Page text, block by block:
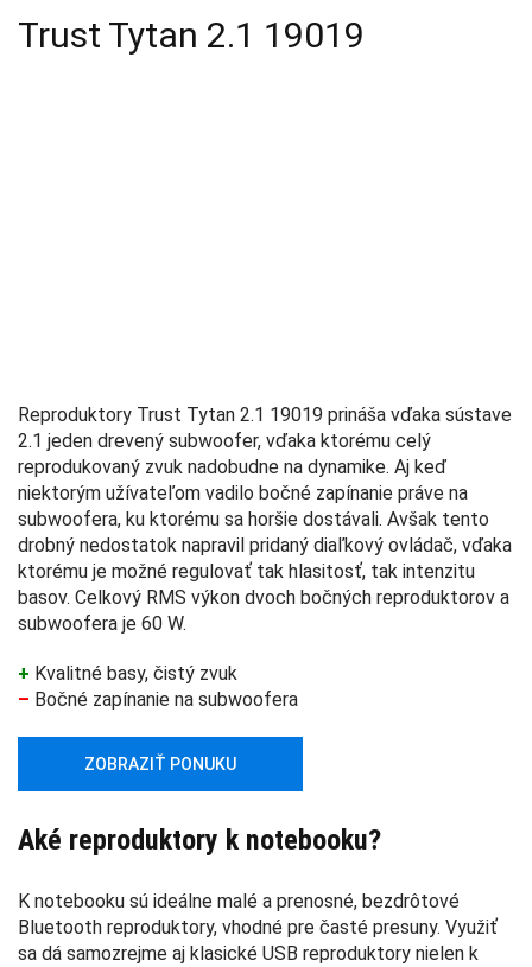
Trust Tytan 2.1 19019
Reproduktory Trust Tytan 2.1 19019 prináša vďaka sústave
2.1 jeden drevený subwoofer, vďaka ktorému celý
reprodukovaný zvuk nadobudne na dynamike. Aj keď
niektorým užívateľom vadilo bočné zapínanie práve na
subwoofera, ku ktorému sa horšie dostávali. Avšak tento
drobný nedostatok napravil pridaný diaľkový ovládač, vďaka
ktorému je možné regulovať tak hlasitosť, tak intenzitu
basov. Celkový RMS výkon dvoch bočných reproduktorov a
subwoofera je 60 W.
+ Kvalitné basy, čistý zvuk
– Bočné zapínanie na subwoofera
ZOBRAZIŤ PONUKU
Aké reproduktory k notebooku?
K notebooku sú ideálne malé a prenosné, bezdrôtové
Bluetooth reproduktory, vhodné pre časté presuny. Využiť
sa dá samozrejme aj klasické USB reproduktory nielen k